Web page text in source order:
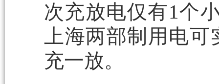
次充放电仅有1个
上海两部制用电
充一放。